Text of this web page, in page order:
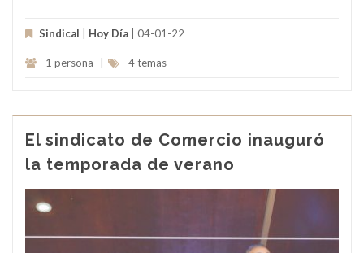
Sindical Hoy Día | 04-01-22
1 persona 4 temas
El sindicato de Comercio inauguró
la temporada de verano